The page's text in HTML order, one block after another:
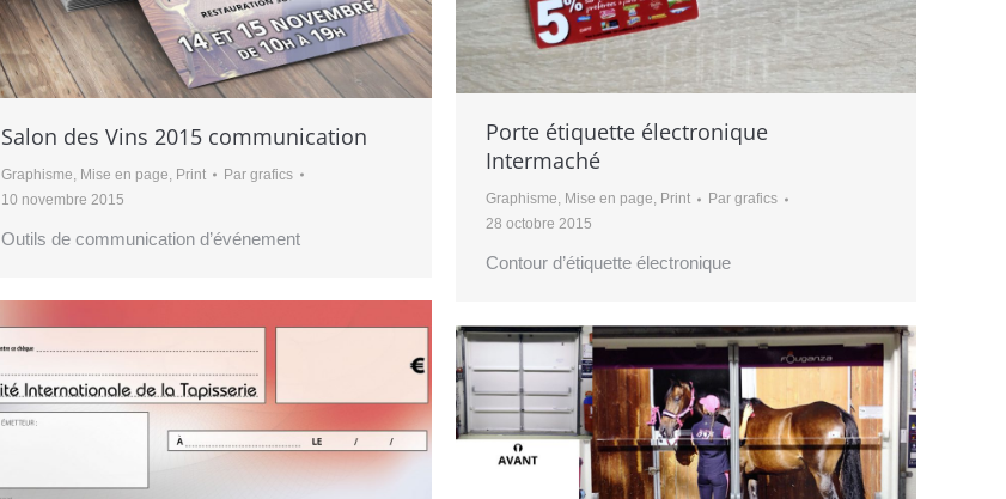
Salon des Vins 2015 communication
Graphisme Mise en page Print Par grafics
10 novembre 2015
Outils de communication d’événement
Porte étiquette électronique
Intermaché
Graphisme, Mise en page, Print Par grafics
28 octobre 2015
Contour d’étiquette électronique